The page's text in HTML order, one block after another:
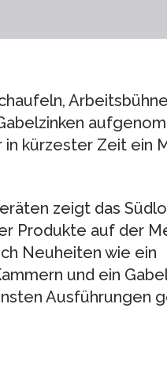
kürzester Zeit ein
zeigt das
Produkte auf der
Neuheiten wie ein
und ein
Ausführungen